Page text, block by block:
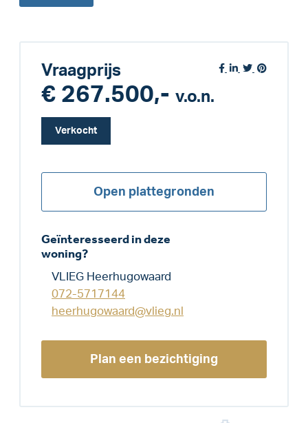
Vraagprijs
€ 267.500,- v.o.n.
Verkocht
Open plattegronden
Geïnteresseerd in deze
woning?
VLIEG Heerhugowaard
072-5717144
heerhugowaard@vlieg.nl
Plan een bezichtiging